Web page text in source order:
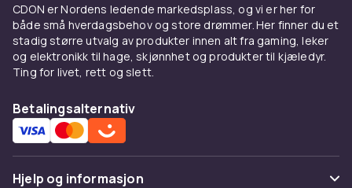
CDON er Nordens ledende markedsplass, og vi er her for
både små hverdagsbehov og store drømmer. Her finner du et
stadig større utvalg av produkter innen alt fra gaming, leker
og elektronikk til hage, skjønnhet og produkter til kjæledyr.
Ting for livet, rett og slett.
Betalingsalternativ
Hjelp og informasjon